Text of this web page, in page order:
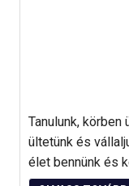
Tanulunk, körben
ültetünk és
élet bennünk és